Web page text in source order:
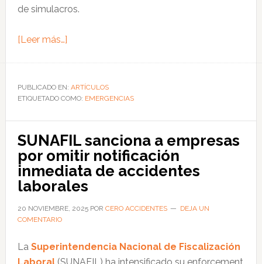
de simulacros.
[Leer más…]acerca
de
Respuesta
requisitos
legales
y
elementos
clave
cumplimiento
PUBLICADO EN: ARTÍCULOS
ETIQUETADO COMO: EMERGENCIAS
SUNAFIL sanciona a empresas
por omitir notificación
inmediata de accidentes
laborales
20 NOVIEMBRE, 2025POR CERO ACCIDENTES
DEJA UN
COMENTARIO
La Superintendencia Nacional de Fiscalización